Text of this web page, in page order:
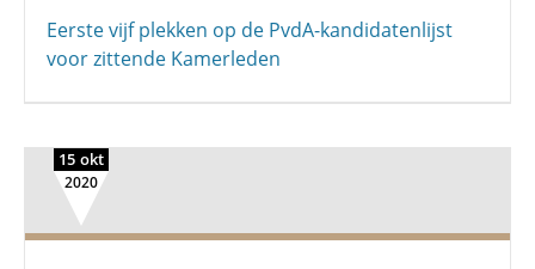
Eerste vijf plekken op de PvdA-kandidatenlijst
voor zittende Kamerleden
15 okt
2020